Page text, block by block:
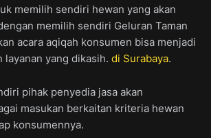
memilih sendiri hewan yang akan
memilih sendiri Geluran Taman
acara aqiqah konsumen bisa menjadi
layanan yang dikasih. di Surabaya.
pihak penyedia jasa akan
masukan berkaitan kriteria hewan
konsumennya.